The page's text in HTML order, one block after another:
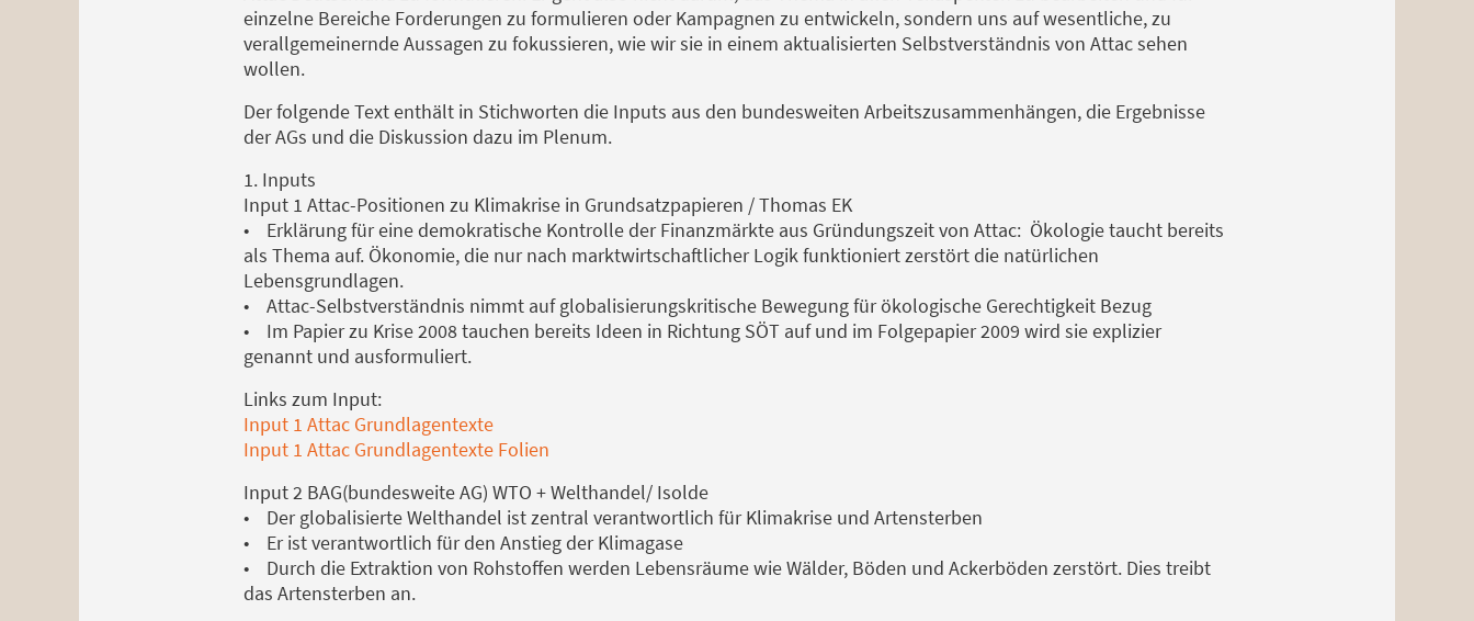
einzelne Bereiche Forderungen zu formulieren oder Kampagnen zu entwickeln, sondern uns auf wesentliche, zu
verallgemeinernde Aussagen zu fokussieren, wie wir sie in einem aktualisierten Selbstverständnis von Attac sehen
wollen.
Der folgende Text enthält in Stichworten die Inputs aus den bundesweiten Arbeitszusammenhängen, die Ergebnisse
der AGs und die Diskussion dazu im Plenum.
1. Inputs
Input 1 Attac-Positionen zu Klimakrise in Grundsatzpapieren / Thomas EK
• Erklärung für eine demokratische Kontrolle der Finanzmärkte aus Gründungszeit von Attac: Ökologie taucht bereits
als Thema auf. Ökonomie, die nur nach marktwirtschaftlicher Logik funktioniert zerstört die natürlichen
Lebensgrundlagen.
• Attac-Selbstverständnis nimmt auf globalisierungskritische Bewegung für ökologische Gerechtigkeit Bezug
• Im Papier zu Krise 2008 tauchen bereits Ideen in Richtung SÖT auf und im Folgepapier 2009 wird sie explizier
genannt und ausformuliert.
Links zum Input:
Input 1 Attac Grundlagentexte
Input 1 Attac Grundlagentexte Folien
Input 2 BAG(bundesweite AG) WTO + Welthandel/ Isolde
• Der globalisierte Welthandel ist zentral verantwortlich für Klimakrise und Artensterben
• Er ist verantwortlich für den Anstieg der Klimagase
• Durch die Extraktion von Rohstoffen werden Lebensräume wie Wälder, Böden und Ackerböden zerstört. Dies treibt
das Artensterben an.